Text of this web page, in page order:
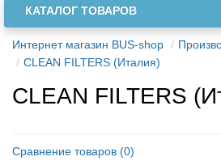
КАТАЛОГ ТОВАРОВ
Интернет магазин BUS-shop
CLEAN FILTERS (Италия)
CLEAN FILTERS
Сравнение товаров (0)